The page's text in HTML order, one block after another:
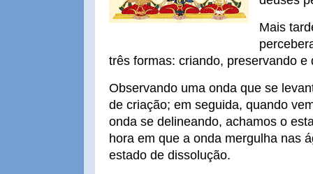
Mais
três formas: criando, preservando e
Observando uma onda que se
de criação; em seguida, quando
onda se delineando, achamos o
hora em que a onda mergulha nas
estado de dissolução.